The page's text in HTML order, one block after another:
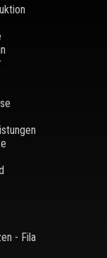
- Fila